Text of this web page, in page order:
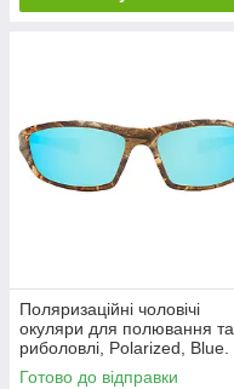
Поляризаційні чоловічі
окуляри для полювання та
риболовлі, Polarized, Blue.
Готово до відправки